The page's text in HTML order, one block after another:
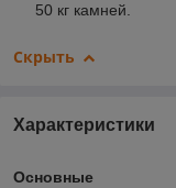
50 кг камней.
Скрыть
Характеристики
Основные